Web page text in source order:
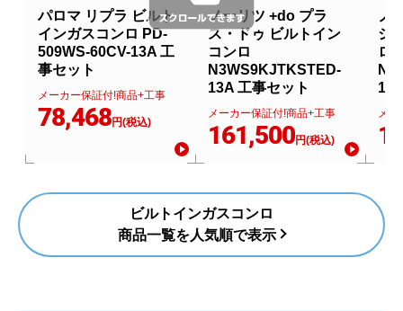
パロマ リプラ ビルト
インガスコンロ PD-
509WS-60CV-13A 工
事セット
メーカー保証付!商品+工事
78,468円(税込)
ノーリツ +do プラ
ス・ドゥ ビルトイン
コンロ
N3WS9KJTKSTED-
13A 工事セット
メーカー保証付!商品+工事
161,500円(税込)
ノ
シ
ロ
メー
ビルトインガスコンロ
商品一覧を人気順で表示